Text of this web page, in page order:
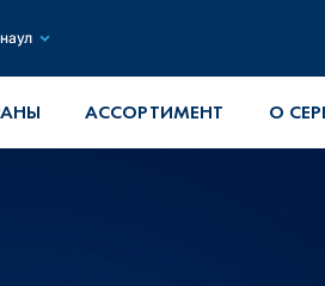
АССОРТИМЕНТ О